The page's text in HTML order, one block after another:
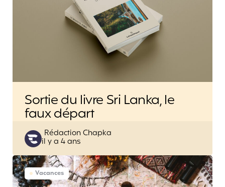
Sortie du livre Sri Lanka, le
faux départ
Posted
by
Rédaction Chapka
il y a 4 ans
Vacances